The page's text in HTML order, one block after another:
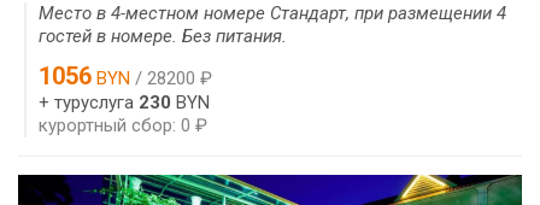
Место в 4-местном номере Стандарт, при размещении 4
гостей в номере. Без питания.
1056 BYN / 28200 ₽
+ туруслуга 230 BYN
курортный сбор: 0 ₽